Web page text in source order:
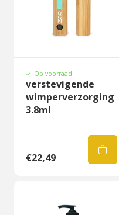
Op voorraad
verstevigende
wimperverzorging
3.8ml
€22,49